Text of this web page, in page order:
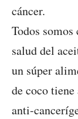
cáncer.
Todos
salud del
un súper
de coco
anti-